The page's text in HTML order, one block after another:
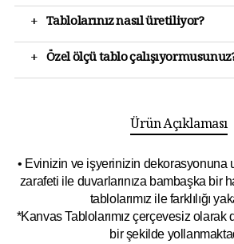
+ Tablolarınız nasıl üretiliyor?
+ Özel ölçü tablo
Ürün Açıklaması
• Evinizin ve işyerinizin dekorasyonuna
zarafeti ile duvarlarınıza bambaşka bir
tablolarımız ile farklılığı
*Kanvas Tablolarımız çerçevesiz olarak
bir şekilde